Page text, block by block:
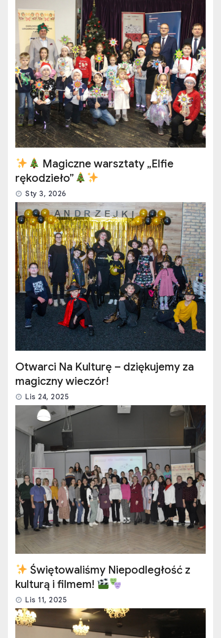
Magiczne warsztaty „Elfie
rękodzieło”
Sty 3, 2026
Otwarci Na Kulturę – dziękujemy za
magiczny wieczór!
Lis 24, 2025
Świętowaliśmy Niepodległość z
kulturą i filmem!
Lis 11, 2025